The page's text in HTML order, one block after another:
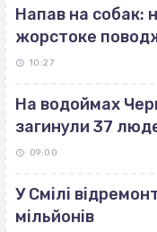
Напав на собак:
жорстоке
10:27
На водоймах
загинули 37
09:00
У Смілі
мільйонів